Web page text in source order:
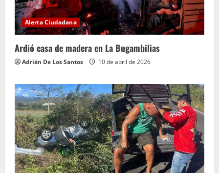
Alerta Ciudadana
Ardió casa de madera en La Bugambilias
Adrián De Los Santos 10 de abril de 2026